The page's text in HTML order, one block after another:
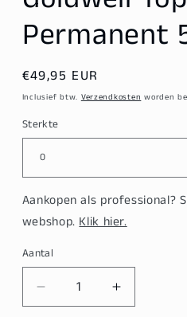
Permanent
Normale
prijs
€49,95 EUR
Inclusief btw. Verzendkosten worden
Sterkte
Aankopen als professional?
webshop.Klik hier.
Aantal
Aantal
verlagen
Aantal
verhogen